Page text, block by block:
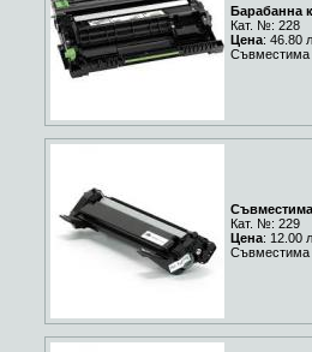
Барабанна
Кат. №: 228
Цена: 46.80
Съвместима
Съвместима
Кат. №: 229
Цена: 12.00
Съвместима